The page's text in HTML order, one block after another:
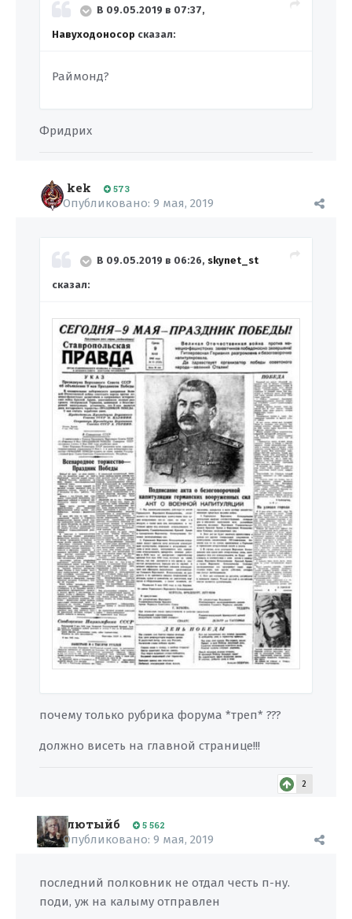
В 09.05.2019 в 07:37,
Навуходоносор сказал:
Раймонд?
Фридрих
kek 573
Опубликовано: 9 мая, 2019
В 09.05.2019 в 06:26, skynet_st
сказал:
почему только рубрика форума *треп* ???
должно висеть на главной странице!!!
2
лютыйб 5 562
Опубликовано: 9 мая, 2019
последний полковник не отдал честь п-ну.
поди, уж на калыму отправлен